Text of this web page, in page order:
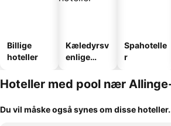
Billige
hoteller
Kæledyrsv
enlige
Spahotelle
r
Hoteller med pool nær
Du vil måske også synes om disse